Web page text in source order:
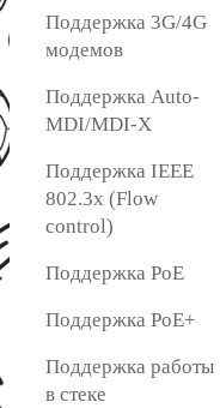
Поддержка 3G/4G
модемов
Поддержка Auto-
MDI/MDI-X
Поддержка IEEE
802.3x (Flow
control)
Поддержка PoE
Поддержка PoE+
Поддержка работы
в стеке